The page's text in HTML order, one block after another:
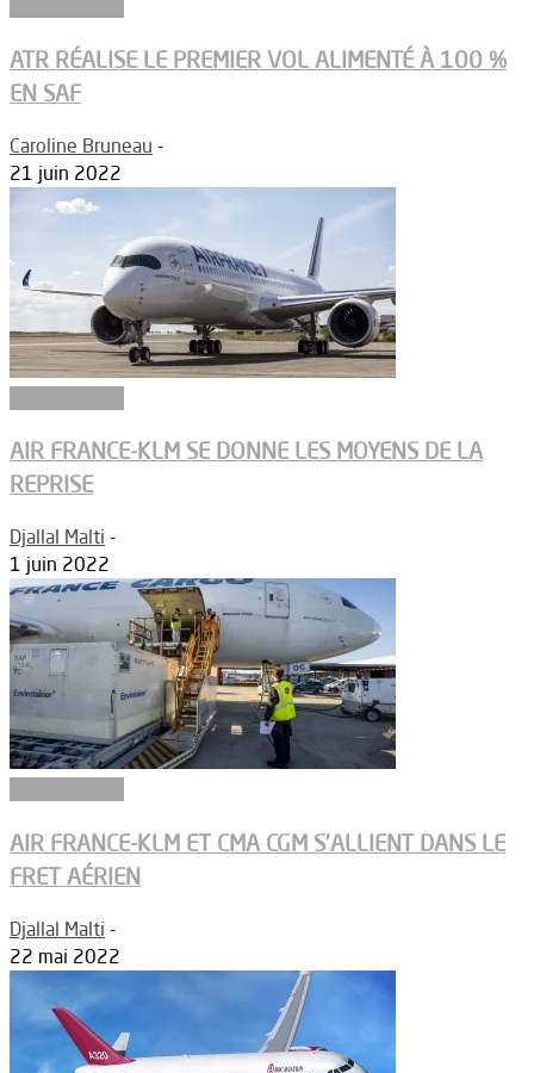
ATR RÉALISE LE PREMIER VOL ALIMENTÉ À 100 %
EN SAF
Caroline Bruneau -
21 juin 2022
AIR FRANCE-KLM SE DONNE LES MOYENS DE LA
REPRISE
Djallal Malti -
1 juin 2022
AIR FRANCE-KLM ET CMA CGM S’ALLIENT DANS LE
FRET AÉRIEN
Djallal Malti -
22 mai 2022